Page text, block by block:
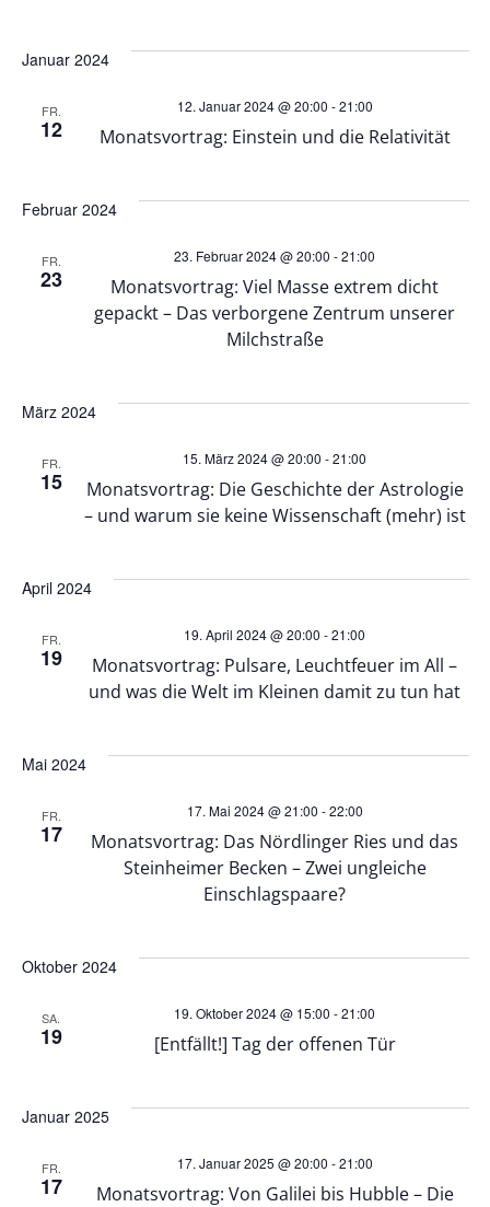
l
t
g
e
u
c
h
e
u
n
A
s
h
t
l
n
c
h
t
n
a
g
i
Januar 2024
FR.
12 Monatsvortrag: Einstein und die Relativität
12. Januar 2024 @ 20:00 -21:00
Februar 2024
FR.
23
Monatsvortrag: Viel Masse extrem dicht
gepackt – Das verborgene Zentrum unserer
Milchstraße
23. Februar 2024 @ 20:00 -21:00
März 2024
FR.
15
Monatsvortrag: Die Geschichte der Astrologie
– und warum sie keine Wissenschaft (mehr) ist
15. März 2024 @ 20:00 -21:00
April 2024
FR.
19
Monatsvortrag: Pulsare, Leuchtfeuer im All –
und was die Welt im Kleinen damit zu tun hat
19. April 2024 @ 20:00 -21:00
Mai 2024
FR.
17
Monatsvortrag: Das Nördlinger Ries und das
Steinheimer Becken – Zwei ungleiche
Einschlagspaare?
17. Mai 2024 @ 21:00 -22:00
Oktober 2024
SA.
19 [Entfällt!] Tag der offenen Tür
19. Oktober 2024 @ 15:00 -21:00
Januar 2025
FR.
17
Monatsvortrag: Von Galilei bis Hubble – Die
17. Januar 2025 @ 20:00 -21:00